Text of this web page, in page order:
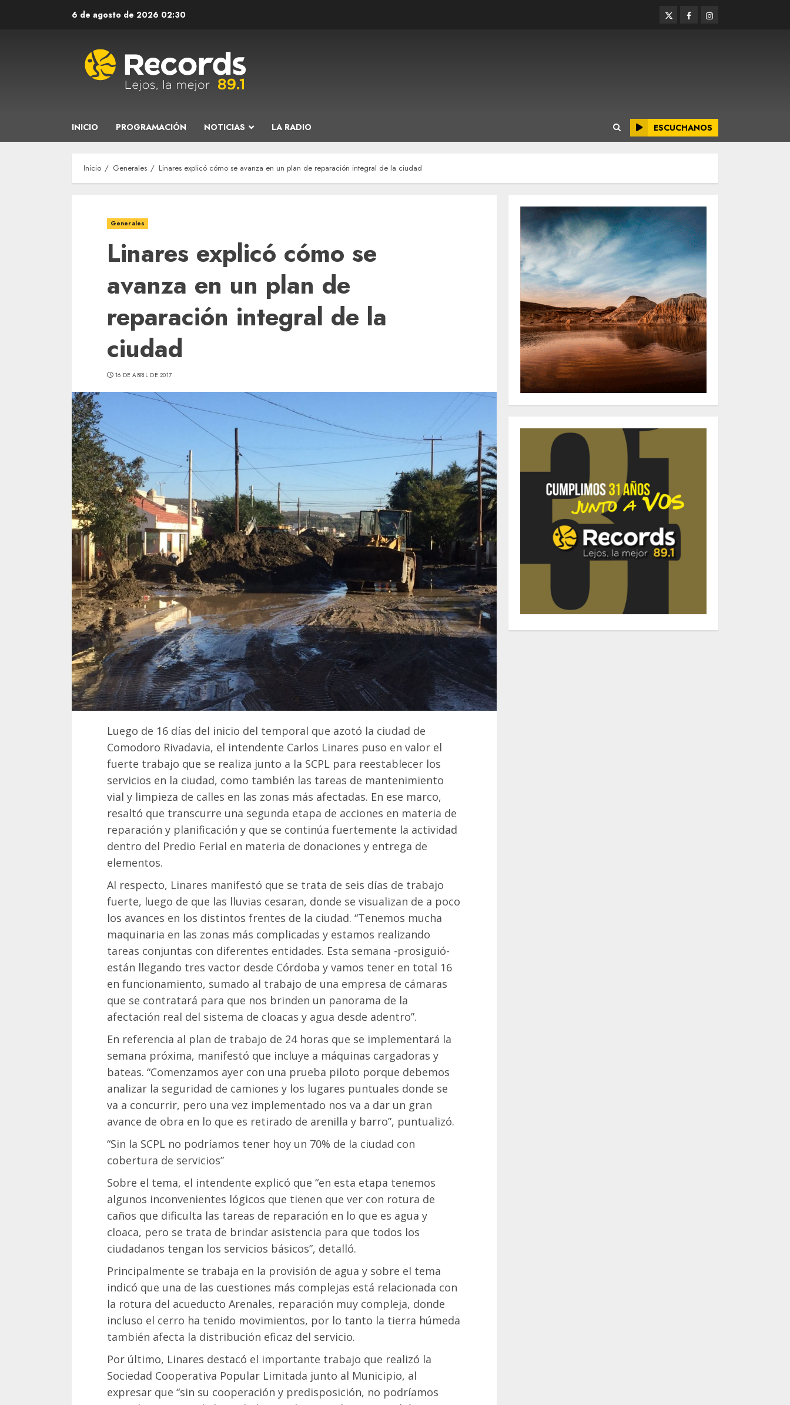
6 de agosto de 2026 02:30 TwitterFacebookInstagram
INICIO PROGRAMACIÓN NOTICIAS LA RADIO ESCUCHANOS
Inicio Generales Linares explicó cómo se avanza en un plan de reparación integral de la ciudad
Generales
Linares explicó cómo se
avanza en un plan de
reparación integral de la
ciudad
16 DE ABRIL DE 2017
Luego de 16 días del inicio del temporal que azotó la ciudad de
Comodoro Rivadavia, el intendente Carlos Linares puso en valor el
fuerte trabajo que se realiza junto a la SCPL para reestablecer los
servicios en la ciudad, como también las tareas de mantenimiento
vial y limpieza de calles en las zonas más afectadas. En ese marco,
resaltó que transcurre una segunda etapa de acciones en materia de
reparación y planificación y que se continúa fuertemente la actividad
dentro del Predio Ferial en materia de donaciones y entrega de
elementos.
Al respecto, Linares manifestó que se trata de seis días de trabajo
fuerte, luego de que las lluvias cesaran, donde se visualizan de a poco
los avances en los distintos frentes de la ciudad. “Tenemos mucha
maquinaria en las zonas más complicadas y estamos realizando
tareas conjuntas con diferentes entidades. Esta semana -prosiguió-
están llegando tres vactor desde Córdoba y vamos tener en total 16
en funcionamiento, sumado al trabajo de una empresa de cámaras
que se contratará para que nos brinden un panorama de la
afectación real del sistema de cloacas y agua desde adentro”.
En referencia al plan de trabajo de 24 horas que se implementará la
semana próxima, manifestó que incluye a máquinas cargadoras y
bateas. “Comenzamos ayer con una prueba piloto porque debemos
analizar la seguridad de camiones y los lugares puntuales donde se
va a concurrir, pero una vez implementado nos va a dar un gran
avance de obra en lo que es retirado de arenilla y barro”, puntualizó.
“Sin la SCPL no podríamos tener hoy un 70% de la ciudad con
cobertura de servicios”
Sobre el tema, el intendente explicó que “en esta etapa tenemos
algunos inconvenientes lógicos que tienen que ver con rotura de
caños que dificulta las tareas de reparación en lo que es agua y
cloaca, pero se trata de brindar asistencia para que todos los
ciudadanos tengan los servicios básicos”, detalló.
Principalmente se trabaja en la provisión de agua y sobre el tema
indicó que una de las cuestiones más complejas está relacionada con
la rotura del acueducto Arenales, reparación muy compleja, donde
incluso el cerro ha tenido movimientos, por lo tanto la tierra húmeda
también afecta la distribución eficaz del servicio.
Por último, Linares destacó el importante trabajo que realizó la
Sociedad Cooperativa Popular Limitada junto al Municipio, al
expresar que “sin su cooperación y predisposición, no podríamos